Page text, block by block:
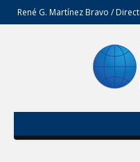
René G. Martínez Bravo /